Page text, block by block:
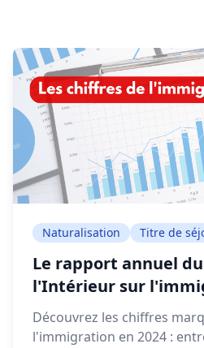
Naturalisation Titre de
Le rapport annuel
l'Intérieur sur
Découvrez les chiffres
l'immigration en 2024 :